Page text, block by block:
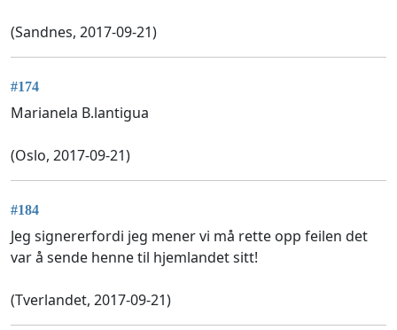
(Sandnes, 2017-09-21)
#174
Marianela B.lantigua
(Oslo, 2017-09-21)
#184
Jeg signererfordi jeg mener vi må rette opp feilen det
var å sende henne til hjemlandet sitt!
(Tverlandet, 2017-09-21)